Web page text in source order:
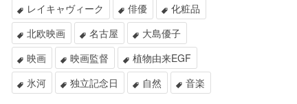
レイキャヴィーク
俳優
化粧品
北欧映画
名古屋
大島優子
映画
映画監督
植物由来EGF
氷河
独立記念日 自然 音楽